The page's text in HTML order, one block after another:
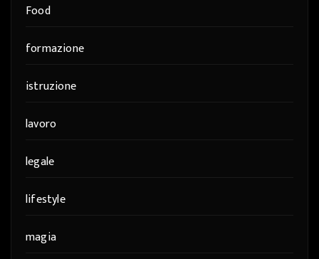
Food
formazione
istruzione
lavoro
legale
lifestyle
magia